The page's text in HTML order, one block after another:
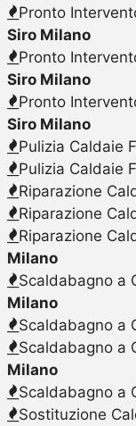
Pronto
Siro Milano
Pronto
Siro Milano
Pronto
Siro Milano
Pulizia Caldaie
Pulizia Caldaie
Riparazione
Riparazione
Riparazione
Milano
Scaldabagno a
Milano
Scaldabagno a
Scaldabagno a
Milano
Scaldabagno a
Sostituzione